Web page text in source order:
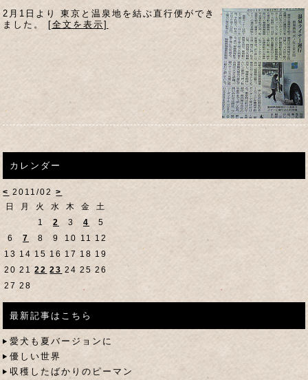
2月1日より 東京と温泉地を結ぶ直行便ができ
ました。 [全文を表示]
カレンダー
< 2011/02>
日
月 火 水 木 金
土
1
2 3 4
5
6
7 8 9 10 11 12
13 14 15 16 17 18 19
20 21 22 23 24 25 26
27 28
最新記事はこちら
愛犬も夏バージョンに
優しい世界
収穫したばかりのピーマン